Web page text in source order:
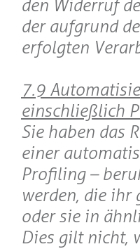
den Widerruf
der aufgrund
erfolgten
7.9
einschließlich
Sie haben das
einer
Profiling –
werden, die ihr
oder sie in
Dies gilt nicht,